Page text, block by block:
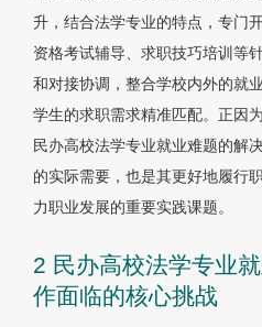
升，结合法学专业的特点，专门
资格考试辅导、求职技巧培训等
和对接协调，整合学校内外的就
学生的求职需求精准匹配。正因
民办高校法学专业就业难题的解
的实际需要，也是其更好地履行
力职业发展的重要实践课题。
2 民办高校法学专业
作面临的核心挑战